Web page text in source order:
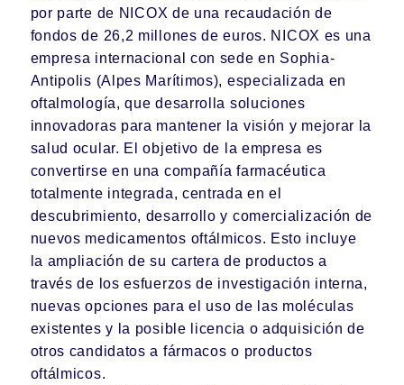
por parte de NICOX de una recaudación de
fondos de 26,2 millones de euros. NICOX es una
empresa internacional con sede en Sophia-
Antipolis (Alpes Marítimos), especializada en
oftalmología, que desarrolla soluciones
innovadoras para mantener la visión y mejorar la
salud ocular. El objetivo de la empresa es
convertirse en una compañía farmacéutica
totalmente integrada, centrada en el
descubrimiento, desarrollo y comercialización de
nuevos medicamentos oftálmicos. Esto incluye
la ampliación de su cartera de productos a
través de los esfuerzos de investigación interna,
nuevas opciones para el uso de las moléculas
existentes y la posible licencia o adquisición de
otros candidatos a fármacos o productos
oftálmicos.